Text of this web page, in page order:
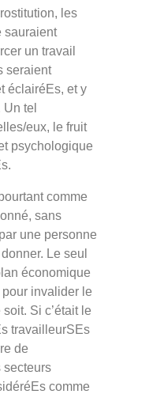
les
sauraient
un travail
seraient
éclairéEs, et y
tel
eux, le fruit
psychologique
comme
sans
une personne
Le seul
économique
invalider le
Si c’était le
travailleurSEs
de
secteurs
comme